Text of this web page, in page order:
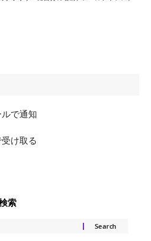
で通知
け取る
索